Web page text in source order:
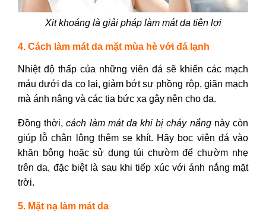
Xịt khoáng là giải pháp làm mát da tiện lợi
4. Cách làm mát da mặt mùa hè với đá lạnh
Nhiệt độ thấp của những viên đá sẽ khiến các mạch
máu dưới da co lại, giảm bớt sự phồng rộp, giãn mạch
mà ánh nắng và các tia bức xạ gây nên cho da.
Đồng thời,cách làm mát da khi bị cháy nắng này còn
giúp lỗ chân lông thêm se khít. Hãy bọc viên đá vào
khăn bông hoặc sử dụng túi chườm để chườm nhẹ
trên da, đặc biệt là sau khi tiếp xúc với ánh nắng mặt
trời.
5. Mặt nạ làm mát da